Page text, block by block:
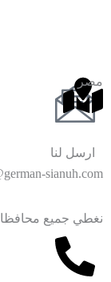
ارسل لنا
sianuh.com
مصر
نغطي جميع